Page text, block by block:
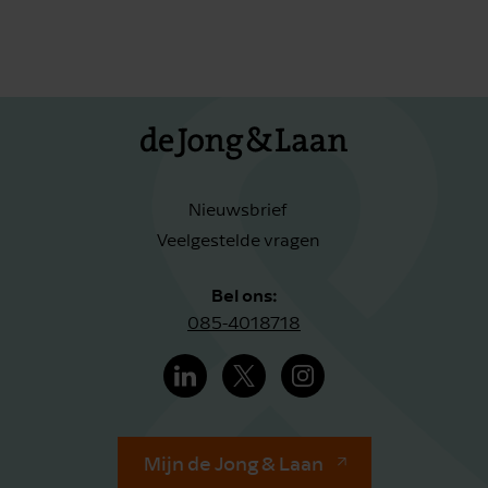
Nieuwsbrief
Veelgestelde vragen
Bel ons:
085-4018718
Mijn de Jong & Laan